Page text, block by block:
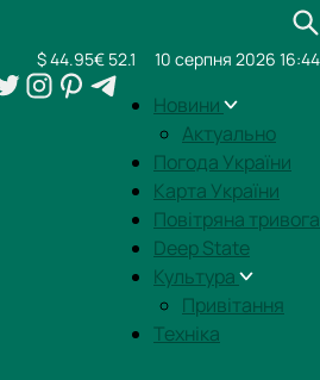
Новини
Актуально
Погода України
Карта України
Повітряна тривога
Deep State
Культура
Привітання
Техніка
$ 44.95€ 52.1 10 серпня 2026 16:44